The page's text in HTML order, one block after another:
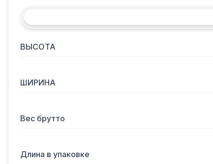
ВЫСОТА
ШИРИНА
Вес брутто
Длина в упаковке